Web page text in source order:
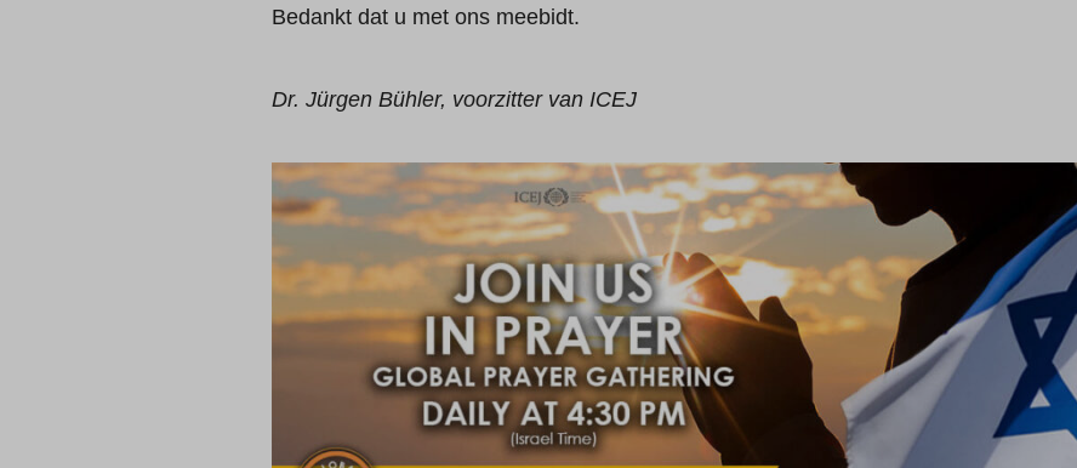
Bedankt dat u met ons meebidt.
Dr. Jürgen Bühler, voorzitter van ICEJ